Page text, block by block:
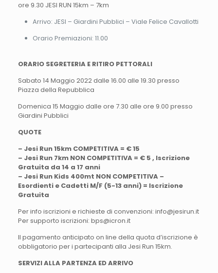
ore 9.30 JESI RUN 15km – 7km
Arrivo: JESI – Giardini Pubblici – Viale Felice Cavallotti
Orario Premiazioni: 11.00
ORARIO SEGRETERIA E RITIRO PETTORALI
Sabato 14 Maggio 2022 dalle 16.00 alle 19.30 presso
Piazza della Repubblica
Domenica 15 Maggio dalle ore 7.30 alle ore 9.00 presso
Giardini Pubblici
QUOTE
– Jesi Run 15km COMPETITIVA = € 15
– Jesi Run 7km NON COMPETITIVA = € 5 , Iscrizione
Gratuita da 14 a 17 anni
– Jesi Run Kids 400mt NON COMPETITIVA –
Esordienti e Cadetti M/F (5-13 anni) = Iscrizione
Gratuita
Per info iscrizioni e richieste di convenzioni: info@jesirun.it
Per supporto iscrizioni: bps@icron.it
Il pagamento anticipato on line della quota d’iscrizione è
obbligatorio per i partecipanti alla Jesi Run 15km.
SERVIZI ALLA PARTENZA ED ARRIVO